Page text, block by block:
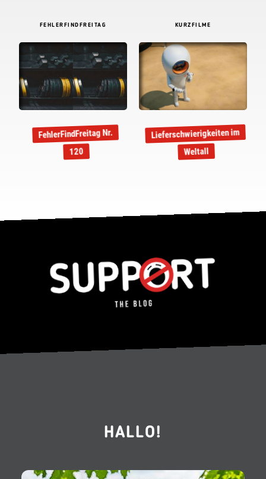
FEHLERFINDFREITAG
FehlerFindFreitag Nr.
120
KURZFILME
Lieferschwierigkeiten im
Weltall
HALLO!